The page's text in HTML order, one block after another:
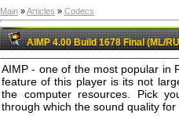
Main »Articles » Codecs
AIMP 4.00 Build 1678 Final (ML/
AIMP - one of the most popular in
feature of this player is its not
the computer resources. Pick
through which the sound quality